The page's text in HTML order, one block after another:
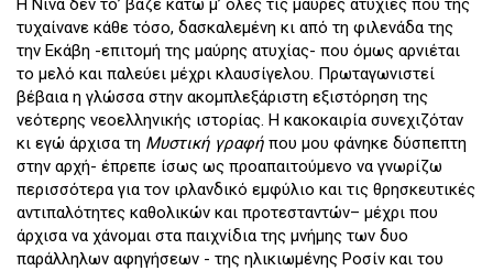
Η Νίνα δεν το’ βαζε κάτω μ’ όλες τις μαύρες ατυχίες που της
τυχαίνανε κάθε τόσο, δασκαλεμένη κι από τη φιλενάδα της
την Εκάβη -επιτομή της μαύρης ατυχίας- που όμως αρνιέται
το μελό και παλεύει μέχρι κλαυσίγελου. Πρωταγωνιστεί
βέβαια η γλώσσα στην ακομπλεξάριστη εξιστόρηση της
νεότερης νεοελληνικής ιστορίας. Η κακοκαιρία συνεχιζόταν
κι εγώ άρχισα τη Μυστική γραφή που μου φάνηκε δύσπεπτη
στην αρχή- έπρεπε ίσως ως προαπαιτούμενο να γνωρίζω
περισσότερα για τον ιρλανδικό εμφύλιο και τις θρησκευτικές
αντιπαλότητες καθολικών και προτεσταντών– μέχρι που
άρχισα να χάνομαι στα παιχνίδια της μνήμης των δυο
παράλληλων αφηγήσεων - της ηλικιωμένης Ροσίν και του